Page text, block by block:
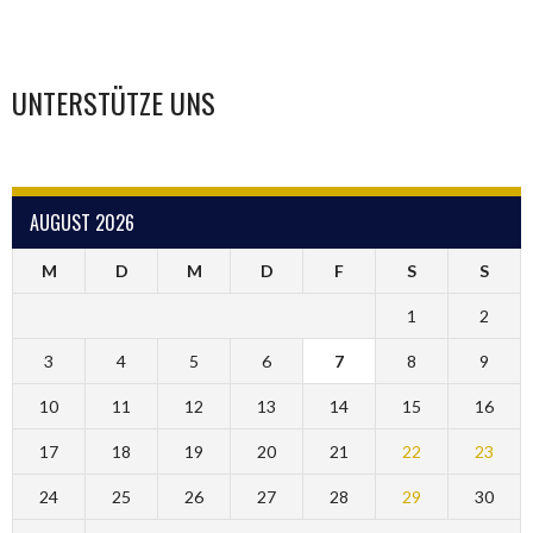
UNTERSTÜTZE UNS
AUGUST 2026
M D M D F S S
1 2
3 4 5 6 7 8 9
10 11 12 13 14 15 16
17 18 19 20 21 22 23
24 25 26 27 28 29 30